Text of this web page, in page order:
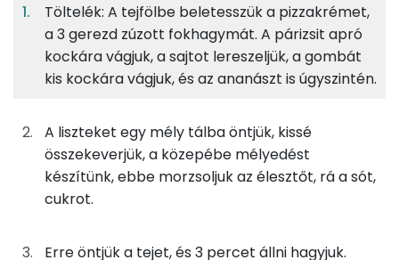
A tésztához
133g finomliszt
485 kcal
9g tojás
12 kcal
8g élesztő
8%
Fehérje
39%
Szénhidrát
8%
Zsír
45%
Víz
TOP ásványi anyagok
Nátrium
Foszfor
Kálcium
Szelén
Töltelék: A tejfölbe beletesszük a pizzakrémet,
a 3 gerezd zúzott fokhagymát. A párizsit apró
kockára vágjuk, a sajtot lereszeljük, a gombát
kis kockára vágjuk, és az ananászt is úgyszintén.
A liszteket egy mély tálba öntjük, kissé
összekeverjük, a közepébe mélyedést
készítünk, ebbe morzsoljuk az élesztőt, rá a sót,
cukrot.
Erre öntjük a tejet, és 3 percet állni hagyjuk.